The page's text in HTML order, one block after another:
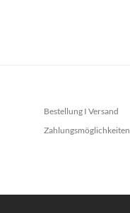
Bestellung I Versand
Zahlungsmöglichkeiten